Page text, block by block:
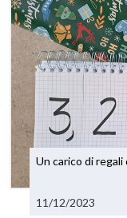
Un carico di regali
11/12/2023